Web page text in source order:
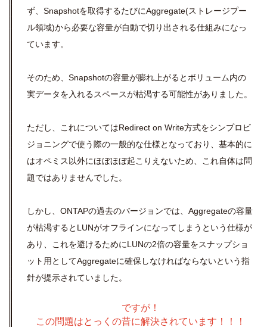
ず、Snapshotを取得するたびにAggregate(ストレージプー
ル領域)から必要な容量が自動で切り出される仕組みになっ
ています。
そのため、Snapshotの容量が膨れ上がるとボリューム内の
実データを入れるスペースが枯渇する可能性がありました。
ただし、これについてはRedirect on Write方式をシンプロビ
ジョニングで使う際の一般的な仕様となっており、基本的に
はオペミス以外にほぼほぼ起こりえないため、これ自体は問
題ではありませんでした。
しかし、ONTAPの過去のバージョンでは、Aggregateの容量
が枯渇するとLUNがオフラインになってしまうという仕様が
あり、これを避けるためにLUNの2倍の容量をスナップショ
ット用としてAggregateに確保しなければならないという指
針が提示されていました。
ですが！
この問題はとっくの昔に解決されています！！！